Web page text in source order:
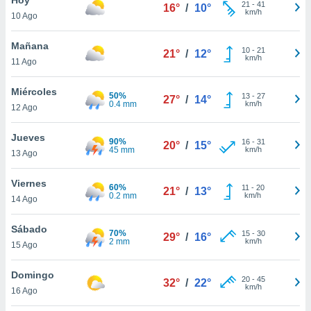
y
en
más
de
cookies
10 Ago
16° / 10° 21 - 41
km/h
Mañana
11 Ago
21° / 12° 10- 21
km/h
Miércoles
12 Ago
50%
0.4 mm
27° / 14° 13- 27
km/h
Jueves
13 Ago
90%
45 mm
20° / 15° 16- 31
km/h
Viernes
14 Ago
60%
0.2 mm
21° / 13° 11 - 20
km/h
Sábado
15 Ago
70%
2 mm
29° / 16° 15- 30
km/h
Domingo
16 Ago
32° / 22° 20- 45
km/h